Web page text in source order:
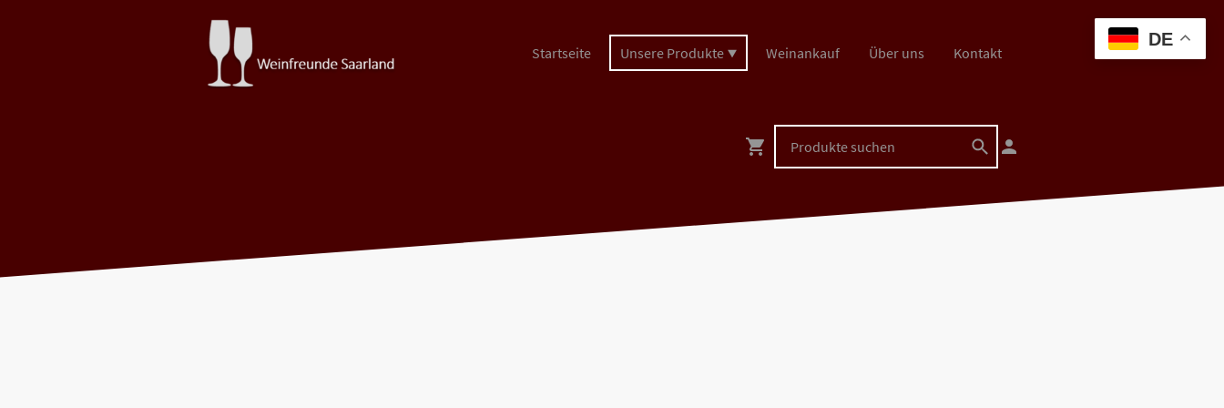
Startseite Unsere Produkte Weinankauf Über uns Kontakt
DE